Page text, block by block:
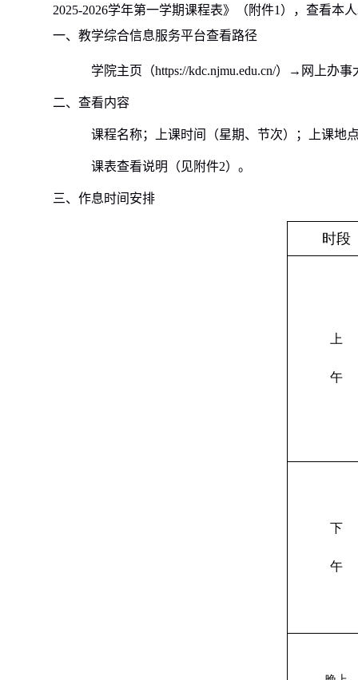
2025-2026学年第一学期课程表》（附件1 ），查看本人
一、教学综合信息服务平台查看路径
学院主页（https://kdc.njmu.edu.cn/）→网上办事
二、查看内容
课程名称；上课时间（星期、节次）；上课地
课表查看说明（见附件2）。
三、作息时间安排
时段
上
午
下
午